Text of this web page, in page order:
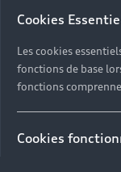
Action de Service
Cotrans Assistance
Notre vision
Audi Sport
Carrières
© 2024 Cotrans
Gérer vos cookies
Cookies
Les cookies
fonctions de base
fonctions
Cookies